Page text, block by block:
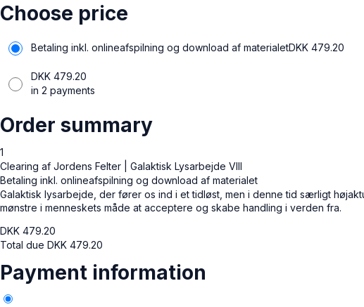
Choose price
Betaling inkl. onlineafspilning og download af materialetDKK 479.20
DKK 479.20
in 2 payments
Order summary
1
Clearing af Jordens Felter | Galaktisk Lysarbejde VIII
Betaling inkl. onlineafspilning og download af materialet
Galaktisk lysarbejde, der fører os ind i et tidløst, men i denne tid særligt
mønstre i menneskets måde at acceptere og skabe handling i verden fra.
DKK 479.20
Total due DKK 479.20
Payment information